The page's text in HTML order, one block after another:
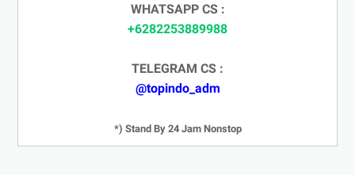
WHATSAPP CS :
+6282253889988
TELEGRAM CS :
@topindo_adm
*) Stand By 24 Jam Nonstop